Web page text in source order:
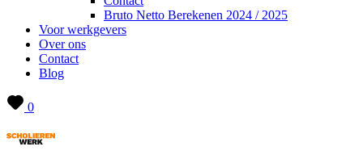
Bruto Netto Berekenen 2024 / 2025
Voor werkgevers
Over ons
Contact
Blog
0